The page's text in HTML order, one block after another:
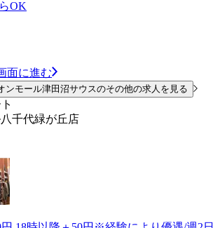
OK
面に進む
ンモール津田沼サウスのその他の求人を見る
千代緑が丘店